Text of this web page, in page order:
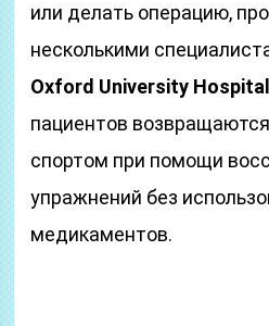
или делать операцию,
несколькими
Oxford University
пациентов
спортом при помощи
упражнений без
медикаментов.